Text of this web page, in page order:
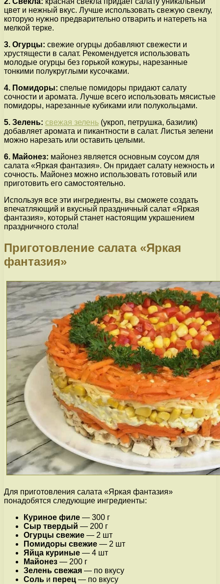
цвет и нежный вкус. Лучше использовать свежую свеклу,
которую нужно предварительно отварить и натереть на
мелкой терке.
3. Огурцы: свежие огурцы добавляют свежести и
хрустящести в салат. Рекомендуется использовать
молодые огурцы без горькой кожуры, нарезанные
тонкими полукруглыми кусочками.
4. Помидоры: спелые помидоры придают салату
сочности и аромата. Лучше всего использовать мясистые
помидоры, нарезанные кубиками или полукольцами.
5. Зелень: свежая зелень (укроп, петрушка, базилик)
добавляет аромата и пикантности в салат. Листья зелени
можно нарезать или оставить целыми.
6. Майонез: майонез является основным соусом для
салата «Яркая фантазия». Он придает салату нежность и
сочность. Майонез можно использовать готовый или
приготовить его самостоятельно.
Используя все эти ингредиенты, вы сможете создать
впечатляющий и вкусный праздничный салат «Яркая
фантазия», который станет настоящим украшением
праздничного стола!
Приготовление салата «Яркая
фантазия»
Для приготовления салата «Яркая фантазия»
понадобятся следующие ингредиенты:
Куриное филе — 300 г
Сыр твердый — 200 г
Огурцы свежие — 2 шт
Помидоры свежие — 2 шт
Яйца куриные — 4 шт
Майонез — 200 г
Зелень свежая — по вкусу
Соль и перец — по вкусу